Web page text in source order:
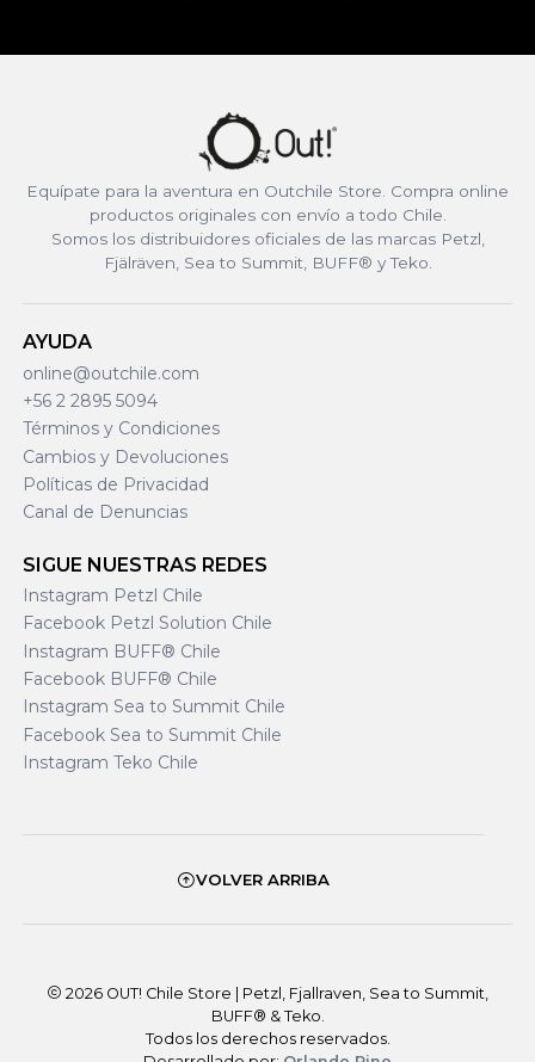
Equípate para la aventura en Outchile Store. Compra online
productos originales con envío a todo Chile.
Somos los distribuidores oficiales de las marcas Petzl,
Fjälräven, Sea to Summit, BUFF® y Teko.
AYUDA
online@outchile.com
+56 2 2895 5094
Términos y Condiciones
Cambios y Devoluciones
Políticas de Privacidad
Canal de Denuncias
SIGUE NUESTRAS REDES
Instagram Petzl Chile
Facebook Petzl Solution Chile
Instagram BUFF® Chile
Facebook BUFF® Chile
Instagram Sea to Summit Chile
Facebook Sea to Summit Chile
Instagram Teko Chile
2026 OUT! Chile Store | Petzl, Fjallraven, Sea to Summit,
BUFF® & Teko.
Todos los derechos reservados.
VOLVER ARRIBA